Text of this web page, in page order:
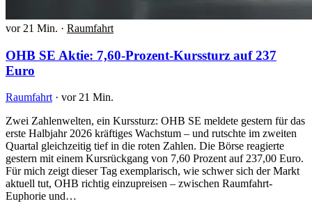
vor 21 Min. · Raumfahrt
OHB SE Aktie: 7,60-Prozent-Kurssturz auf 237
Euro
Raumfahrt · vor 21 Min.
Zwei Zahlenwelten, ein Kurssturz: OHB SE meldete gestern für das
erste Halbjahr 2026 kräftiges Wachstum – und rutschte im zweiten
Quartal gleichzeitig tief in die roten Zahlen. Die Börse reagierte
gestern mit einem Kursrückgang von 7,60 Prozent auf 237,00 Euro.
Für mich zeigt dieser Tag exemplarisch, wie schwer sich der Markt
aktuell tut, OHB richtig einzupreisen – zwischen Raumfahrt-
Euphorie und…